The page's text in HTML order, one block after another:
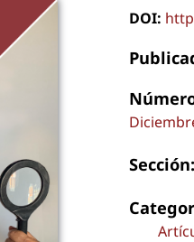
DOI:
Sección: